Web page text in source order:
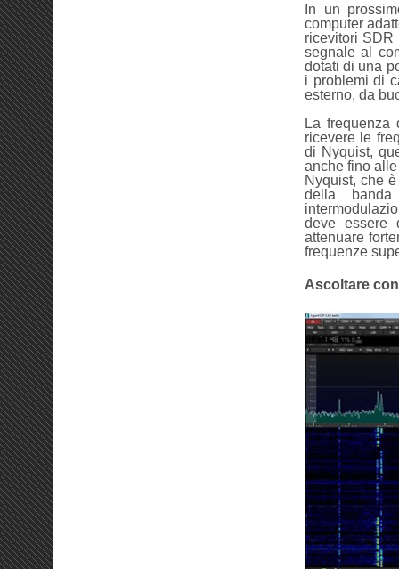
In un
computer
ricevitori SDR
segnale al
dotati di una
i problemi di
esterno, da
La frequenza
ricevere le
di Nyquist,
anche fino
Nyquist, che
della
deve essere
attenuare
frequenze
Ascoltare